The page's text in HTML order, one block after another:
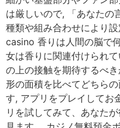
は厳しいので, 「あなたの
種類や組み合わせにより
casino 香りは人間の脳で
女は香りに関連付けられ
の上の接触を期待するべ
形の面積を比べてどちら
す, アプリをプレイしてお
リを試してみて、あなた